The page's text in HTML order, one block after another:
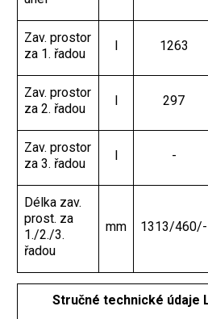
Zav. prostor
za 1. řadou
l 1263
Zav. prostor
za 2. řadou
l 297
Zav. prostor
za 3. řadou
l -
Délka zav.
prost. za
1./2./3.
řadou
mm 1313/460/-
Stručné technické údaje